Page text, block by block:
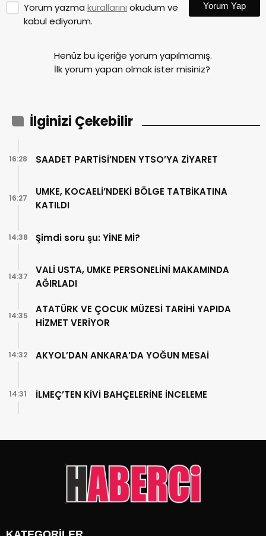
Yorum yazma kurallarını okudum ve
kabul ediyorum.
Yorum Yap
Henüz bu içeriğe yorum yapılmamış.
İlk yorum yapan olmak ister misiniz?
İlginizi Çekebilir
SAADET PARTİSİ’NDEN YTSO’YA ZİYARET
16:28
UMKE, KOCAELİ’NDEKİ BÖLGE TATBİKATINA
KATILDI
16:27
Şimdi soru şu: YİNE Mİ?
14:38
VALİ USTA, UMKE PERSONELİNİ MAKAMINDA
AĞIRLADI
14:37
ATATÜRK VE ÇOCUK MÜZESİ TARİHİ YAPIDA
HİZMET VERİYOR
14:35
AKYOL’DAN ANKARA’DA YOĞUN MESAİ
14:32
İLMEÇ’TEN KİVİ BAHÇELERİNE İNCELEME
14:31